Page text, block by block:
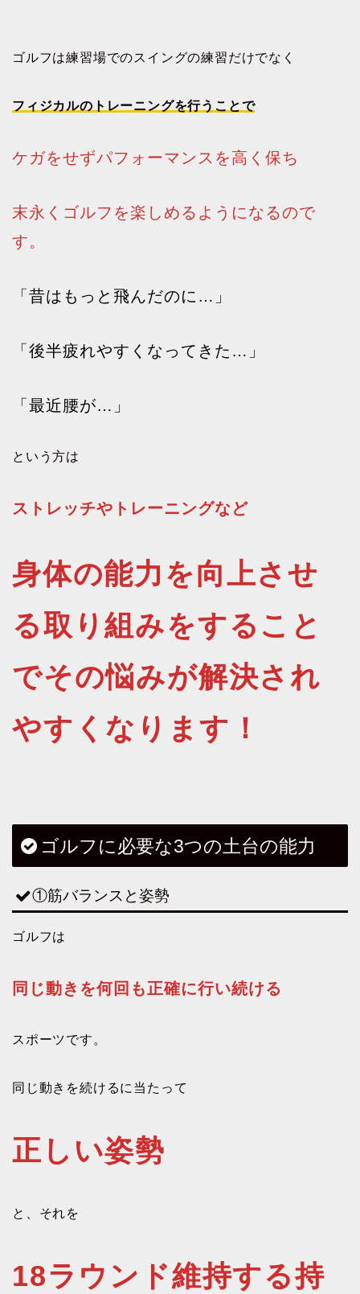
ゴルフは練習場でのスイングの練習だけでなく
フィジカルのトレーニングを行うことで
ケガをせずパフォーマンスを高く保ち
末永くゴルフを楽しめるようになるので
す。
「昔はもっと飛んだのに…」
「後半疲れやすくなってきた…」
「最近腰が…」
という方は
ストレッチやトレーニングなど
身体の能力を向上させ
る取り組みをすること
でその悩みが解決され
やすくなります！
ゴルフに必要な3つの土台の能力
①筋バランスと姿勢
ゴルフは
同じ動きを何回も正確に行い続ける
スポーツです。
同じ動きを続けるに当たって
正しい姿勢
と、それを
18ラウンド維持する持